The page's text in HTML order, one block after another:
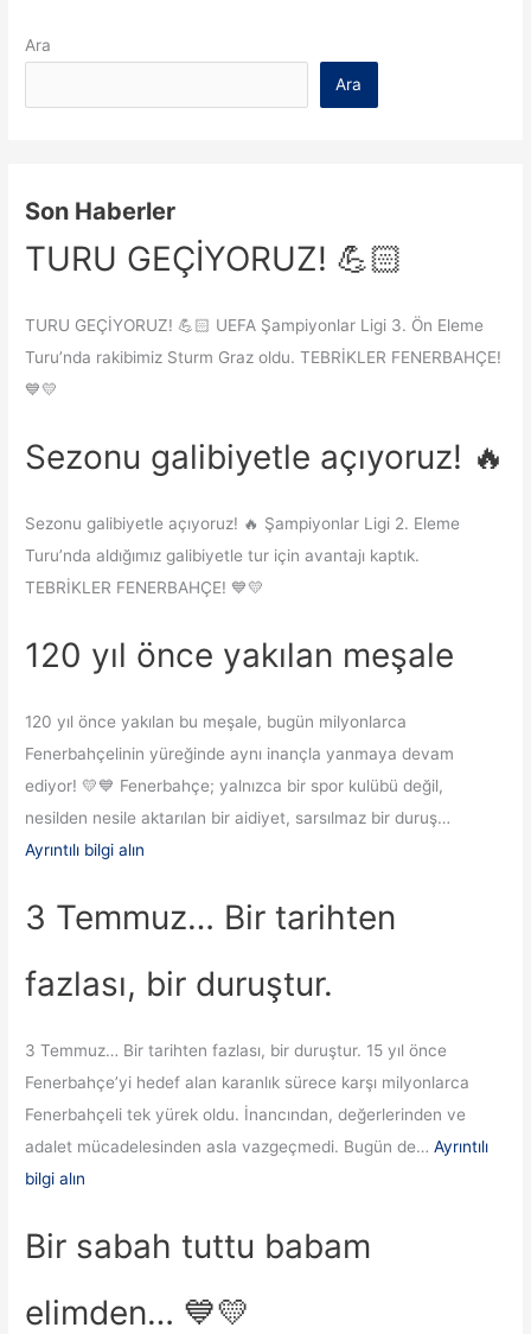
Ara
Ara
Son Haberler
TURU GEÇİYORUZ! 💪🏻
TURU GEÇİYORUZ! 💪🏻 UEFA Şampiyonlar Ligi 3. Ön Eleme
Turu’nda rakibimiz Sturm Graz oldu. TEBRİKLER FENERBAHÇE!
💙💛
Sezonu galibiyetle açıyoruz! 🔥
Sezonu galibiyetle açıyoruz! 🔥 Şampiyonlar Ligi 2. Eleme
Turu’nda aldığımız galibiyetle tur için avantajı kaptık.
TEBRİKLER FENERBAHÇE! 💙💛
120 yıl önce yakılan meşale
120 yıl önce yakılan bu meşale, bugün milyonlarca
Fenerbahçelinin yüreğinde aynı inançla yanmaya devam
ediyor! 💛💙 Fenerbahçe; yalnızca bir spor kulübü değil,
nesilden nesile aktarılan bir aidiyet, sarsılmaz bir duruş…
Ayrıntılı bilgi alın
3 Temmuz… Bir tarihten
fazlası, bir duruştur.
3 Temmuz… Bir tarihten fazlası, bir duruştur. 15 yıl önce
Fenerbahçe’yi hedef alan karanlık sürece karşı milyonlarca
Fenerbahçeli tek yürek oldu. İnancından, değerlerinden ve
adalet mücadelesinden asla vazgeçmedi. Bugün de…Ayrıntılı
bilgi alın
Bir sabah tuttu babam
elimden… 💙💛